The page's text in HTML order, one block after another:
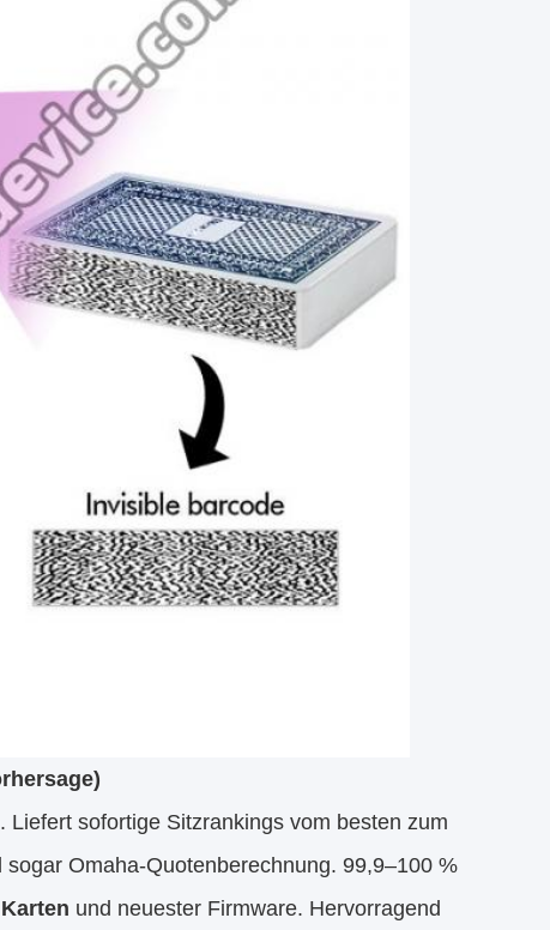
. Liefert sofortige Sitzrankings vom besten zum
Omaha-Quotenberechnung. 99,9–100 %
und neuester Firmware. Hervorragend